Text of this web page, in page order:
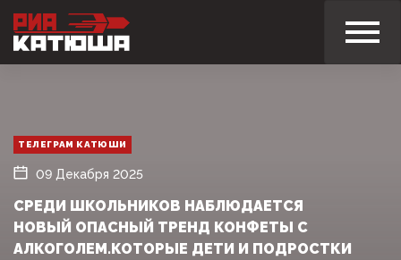
ТЕЛЕГРАМ КАТЮШИ
09 Декабря 2025
СРЕДИ ШКОЛЬНИКОВ НАБЛЮДАЕТСЯ
НОВЫЙ ОПАСНЫЙ ТРЕНД КОНФЕТЫ С
АЛКОГОЛЕМ.КОТОРЫЕ ДЕТИ И ПОДРОСТКИ